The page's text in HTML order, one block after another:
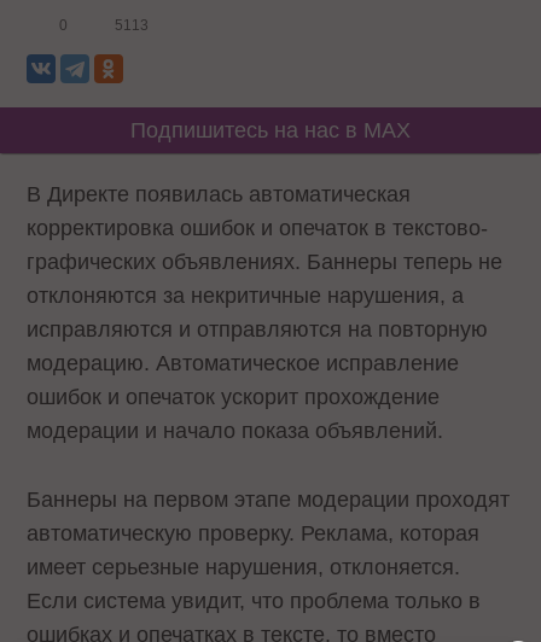
0 5113
Подпишитесь на нас в MAX
В Директе появилась автоматическая
корректировка ошибок и опечаток в текстово-
графических объявлениях. Баннеры теперь не
отклоняются за некритичные нарушения, а
исправляются и отправляются на повторную
модерацию. Автоматическое исправление
ошибок и опечаток ускорит прохождение
модерации и начало показа объявлений.
Баннеры на первом этапе модерации проходят
автоматическую проверку. Реклама, которая
имеет серьезные нарушения, отклоняется.
Если система увидит, что проблема только в
ошибках и опечатках в тексте, то вместо